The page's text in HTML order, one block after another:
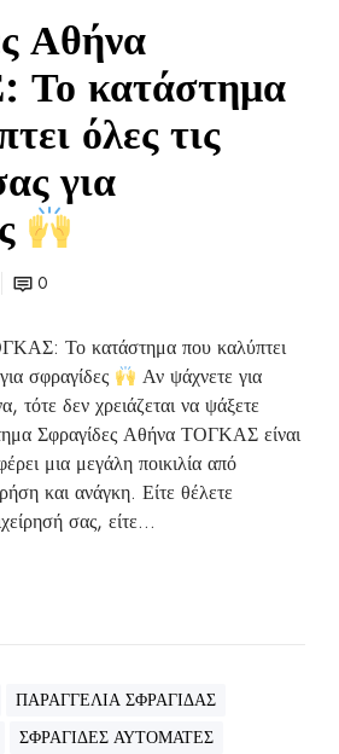
Αθήνα
κατάστημα
όλες τις
για
0
Το κατάστημα που καλύπτει
σφραγίδες
Αν ψάχνετε για
τότε δεν χρειάζεται να ψάξετε
Σφραγίδες Αθήνα ΤΟΓΚΑΣ είναι
μια μεγάλη ποικιλία από
και ανάγκη. Είτε θέλετε
σας, είτε…
ΠΑΡΑΓΓΕΛΙΑ ΣΦΡΑΓΙΔΑΣ
ΣΦΡΑΓΙΔΕΣ ΑΥΤΟΜΑΤΕΣ